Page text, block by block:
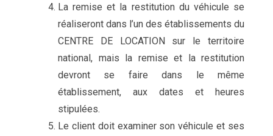
La remise et la restitution du véhicule se
réaliseront dans l’un des établissements du
CENTRE DE LOCATION sur le territoire
national, mais la remise et la restitution
devront se faire dans le même
établissement, aux dates et heures
stipulées.
Le client doit examiner son véhicule et ses